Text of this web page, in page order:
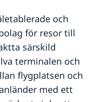
och
för resor till
särskild
terminalen och
flygplatsen och
med ett